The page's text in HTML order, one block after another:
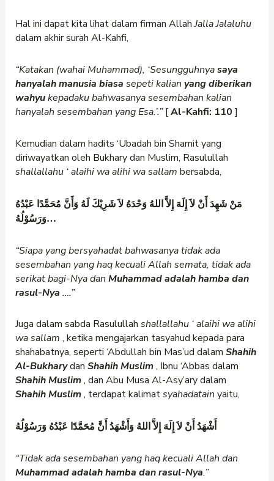
Hal ini dapat kita lihat dalam firman AllahJalla Jalaluhu
dalam akhir surah Al-Kahfi,
“Katakan (wahai Muhammad), ‘Sesungguhnyasaya
hanyalah manusia biasa sepeti kalian yang diberikan
wahyukepadaku bahwasanya sesembahan kalian
hanyalah sesembahan yang Esa.’.”[Al-Kahfi: 110]
Kemudian dalam hadits ‘Ubadah bin Shamit yang
diriwayatkan oleh Bukhary dan Muslim, Rasulullah
shallallahu ‘alaihi wa alihi wa sallam bersabda,
مَنْ شَهِدَ أَنْ لاَ إِلَهَ إِلاَّ اللهُ وَحْدَهُ لاَ شَرِيْكَ لَهُ وَأَنَّ مُحَمَّدًا عَبْدُهُ
وَرَسُوْلُهُ…
“Siapa yang bersyahadat bahwasanya tidak ada
sesembahan yang haq kecuali Allah semata, tidak ada
serikat bagi-Nya dan Muhammad adalah hamba dan
rasul-Nya ….”
Juga dalam sabda Rasulullah shallallahu ‘alaihi wa alihi
wa sallam , ketika mengajarkan tasyahud kepada para
shahabatnya, seperti ‘Abdullah bin Mas’ud dalam Shahih
Al-Bukharydan Shahih Muslim, Ibnu ‘Abbas dalam
Shahih Muslim, dan Abu Musa Al-Asy’ary dalam
Shahih Muslim, terdapat kalimatsyahadatain yaitu,
أَشْهَدُ أَنْ لاَ إِلَهَ إِلاَّ اللهُ وَأَشْهَدُ أَنَّ مُحَمَّدًا عَبْدُهُ وَرَسُوْلُهُ
“Tidak ada sesembahan yang haq kecuali Allah dan
Muhammad adalah hamba dan rasul-Nya.”